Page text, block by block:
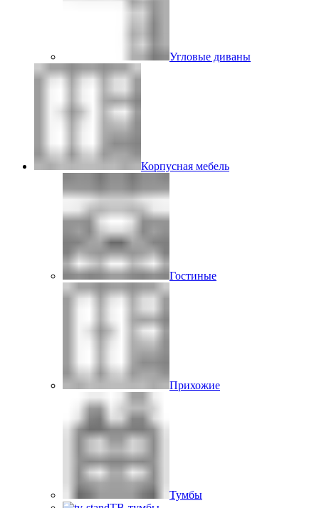
Угловые диваны
Корпусная мебель
Гостиные
Прихожие
Тумбы